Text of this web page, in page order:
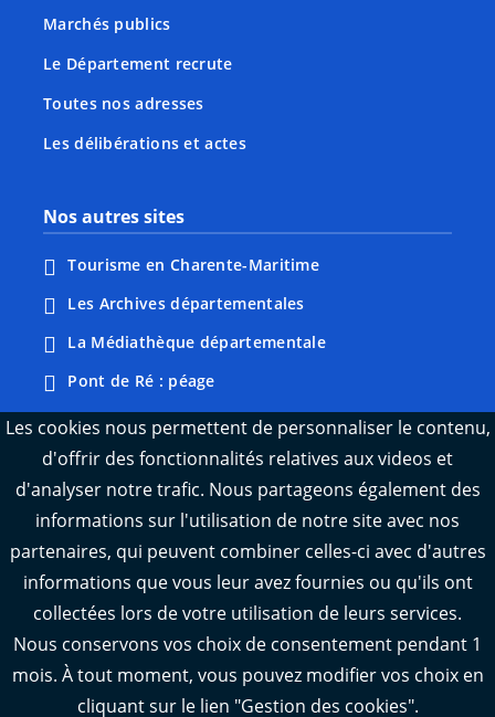
Marchés publics
Le Département recrute
Toutes nos adresses
Les délibérations et actes
Nos autres sites
Tourisme en Charente-Maritime
Les Archives départementales
La Médiathèque départementale
Pont de Ré : péage
Webcams : Ré info trafic
Webcams : Oléron info trafic
Manger 17
L'Observatoire des territoires de Charente-
Maritime
Les cookies nous permettent de personnaliser le contenu,
d'offrir des fonctionnalités relatives aux videos et
d'analyser notre trafic. Nous partageons également des
informations sur l'utilisation de notre site avec nos
partenaires, qui peuvent combiner celles-ci avec d'autres
informations que vous leur avez fournies ou qu'ils ont
collectées lors de votre utilisation de leurs services.
Nous conservons vos choix de consentement pendant 1
mois. À tout moment, vous pouvez modifier vos choix en
cliquant sur le lien "Gestion des cookies".